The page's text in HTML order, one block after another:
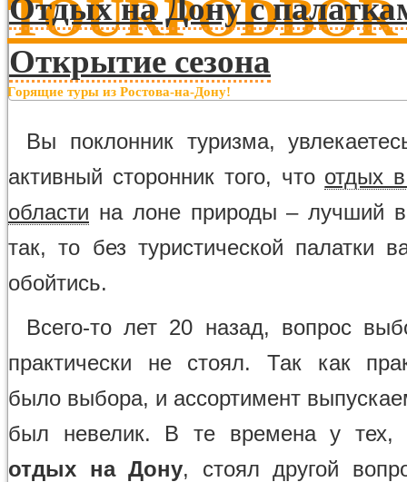
Горящие туры из Ростова-на-Дону!
Отдых на Дону с
Открытие сезона
Вы поклонник туризма,
активный сторонник того, что отдых
области на лоне природы – лучший
так, то без туристической палатки
обойтись.
Всего-то лет 20 назад, вопрос
практически не стоял. Так как
было выбора, и ассортимент
был невелик. В те времена у тех,
отдых на Дону, стоял другой